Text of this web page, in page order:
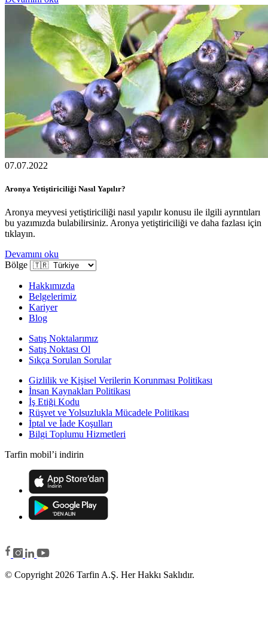
07.07.2022
Aronya Yetiştiriciliği Nasıl Yapılır?
Aronya meyvesi yetiştiriciliği nasıl yapılır konusu ile ilgili ayrıntıları
bu yazımızda bulabilirsiniz. Aronya yetiştiriciliği ve daha fazlası için
tıklayın.
Devamını oku
Bölge
Hakkımızda
Belgelerimiz
Kariyer
Blog
Satış Noktalarımız
Satış Noktası Ol
Sıkça Sorulan Sorular
Gizlilik ve Kişisel Verilerin Korunması Politikası
İnsan Kaynakları Politikası
İş Etiği Kodu
Rüşvet ve Yolsuzlukla Mücadele Politikası
İptal ve İade Koşulları
Bilgi Toplumu Hizmetleri
Tarfin mobil’i indirin
© Copyright 2026 Tarfin A.Ş. Her Hakkı Saklıdır.